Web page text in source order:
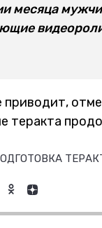
месяца
теракта